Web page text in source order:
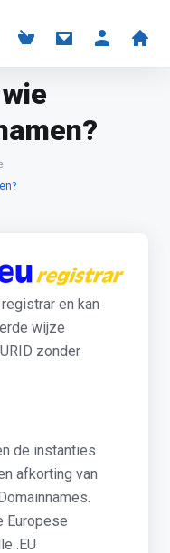
en kan
wijze
zonder
de instanties
afkorting van
Europese
.EU